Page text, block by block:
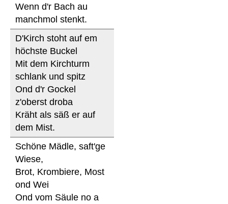
Wenn d'r Bach au
manchmol stenkt.
D'Kirch stoht auf em
höchste Buckel
Mit dem Kirchturm
schlank und spitz
Ond d'r Gockel
z'oberst droba
Kräht als säß er auf
dem Mist.
Schöne Mädle, saft'ge
Wiese,
Brot, Krombiere, Most
ond Wei
Ond vom Säule no a